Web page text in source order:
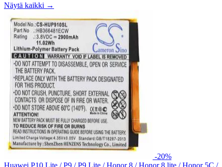
Näytä kaikki →
-20%
Huawei P10 Lite / P9 / P9 Lite / Honor 8 / Honor 8 lite / Honor 5C /